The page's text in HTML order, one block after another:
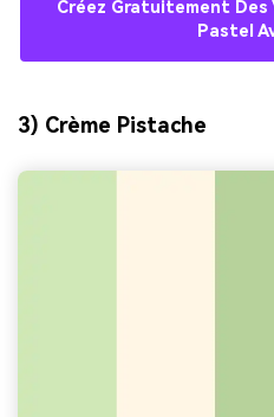
Créez Gratuitement
Pastel
3) Crème Pistache